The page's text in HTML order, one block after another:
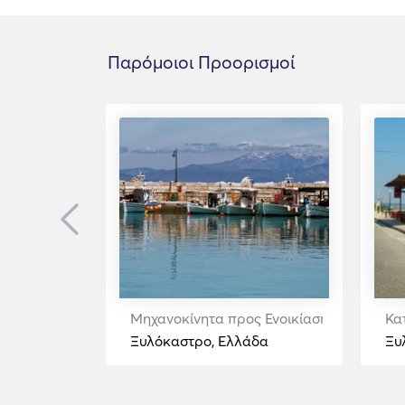
Παρόμοιοι Προορισμοί
Previous
Μηχανοκίνητα προς Ενοικίαση
Ξυλόκαστρο, Ελλάδα